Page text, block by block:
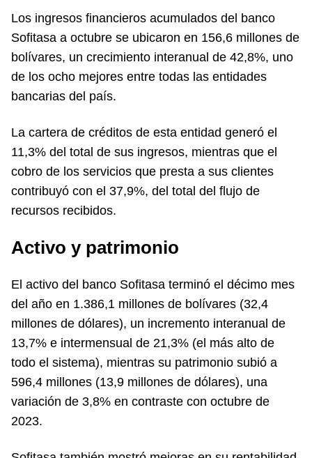
Los ingresos financieros acumulados del banco
Sofitasa a octubre se ubicaron en 156,6 millones de
bolívares, un crecimiento interanual de 42,8%, uno
de los ocho mejores entre todas las entidades
bancarias del país.
La cartera de créditos de esta entidad generó el
11,3% del total de sus ingresos, mientras que el
cobro de los servicios que presta a sus clientes
contribuyó con el 37,9%, del total del flujo de
recursos recibidos.
Activo y patrimonio
El activo del banco Sofitasa terminó el décimo mes
del año en 1.386,1 millones de bolívares (32,4
millones de dólares), un incremento interanual de
13,7% e intermensual de 21,3% (el más alto de
todo el sistema), mientras su patrimonio subió a
596,4 millones (13,9 millones de dólares), una
variación de 3,8% en contraste con octubre de
2023.